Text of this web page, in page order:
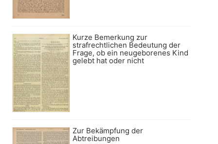
Kurze Bemerkung zur
strafrechtlichen Bedeutung der
Frage, ob ein neugeborenes Kind
gelebt hat oder nicht
Zur Bekämpfung der
Abtreibungen